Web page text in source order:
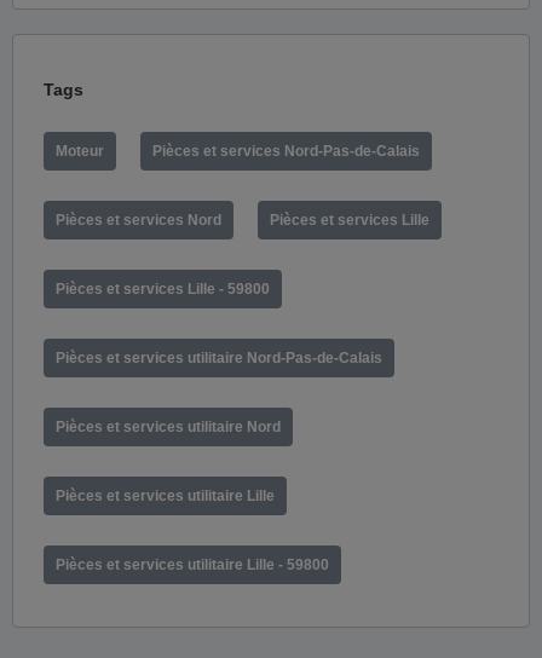
Tags
Moteur Pièces et services Nord-Pas-de-Calais
Pièces et services Nord Pièces et services Lille
Pièces et services Lille - 59800
Pièces et services utilitaire Nord-Pas-de-Calais
Pièces et services utilitaire Nord
Pièces et services utilitaire Lille
Pièces et services utilitaire Lille - 59800